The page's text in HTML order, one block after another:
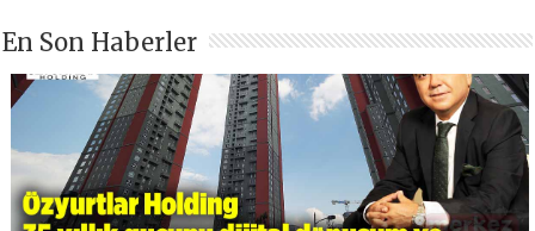
En Son Haberler